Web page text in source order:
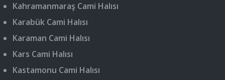
Kahramanmaraş Cami Halısı
Karabük Cami Halısı
Karaman Cami Halısı
Kars Cami Halısı
Kastamonu Cami Halısı